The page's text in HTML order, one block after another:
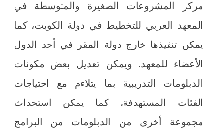
مركز المشروعات الصغيرة والمتوسطة في
المعهد العربي للتخطيط في دولة الكويت، كما
يمكن تنفيذها خارج دولة المقر في أحد الدول
الأعضاء للمعهد. ويمكن تعديل بعض مكونات
الدبلومات التدريبية بما يتلاءم مع احتياجات
الفئات المستهدفة، كما يمكن استحداث
مجموعة أخرى من الدبلومات من البرامج